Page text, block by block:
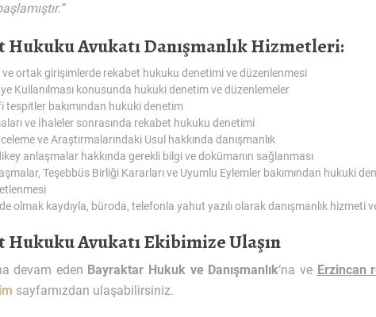
Hukuku Avukatı Danışmanlık Hizmetleri:
ortak girişimlerde rekabet hukuku denetimi ve düzenlenmesi
Kullanılması konusunda hukuki denetim ve düzenlemeler
tespitler bakımından hukuki denetim
ve İhaleler sonrasında rekabet hukuku denetimi
ve Araştırmalarındaki Usul hakkında danışmanlık
anlaşmalar hakkında gerekli bilgi ve dokümanın sağlanması
Teşebbüs Birliği Kararları ve Uyumlu Eylemler bakımından hukuki
olmak kaydıyla, büroda, telefonla yahut yazılı olarak danışmanlık hizmeti
Hukuku Avukatı Ekibimize Ulaşın
devam eden Bayraktar Hukuk ve Danışmanlık‘na ve Erzincan
sayfamızdan ulaşabilirsiniz.